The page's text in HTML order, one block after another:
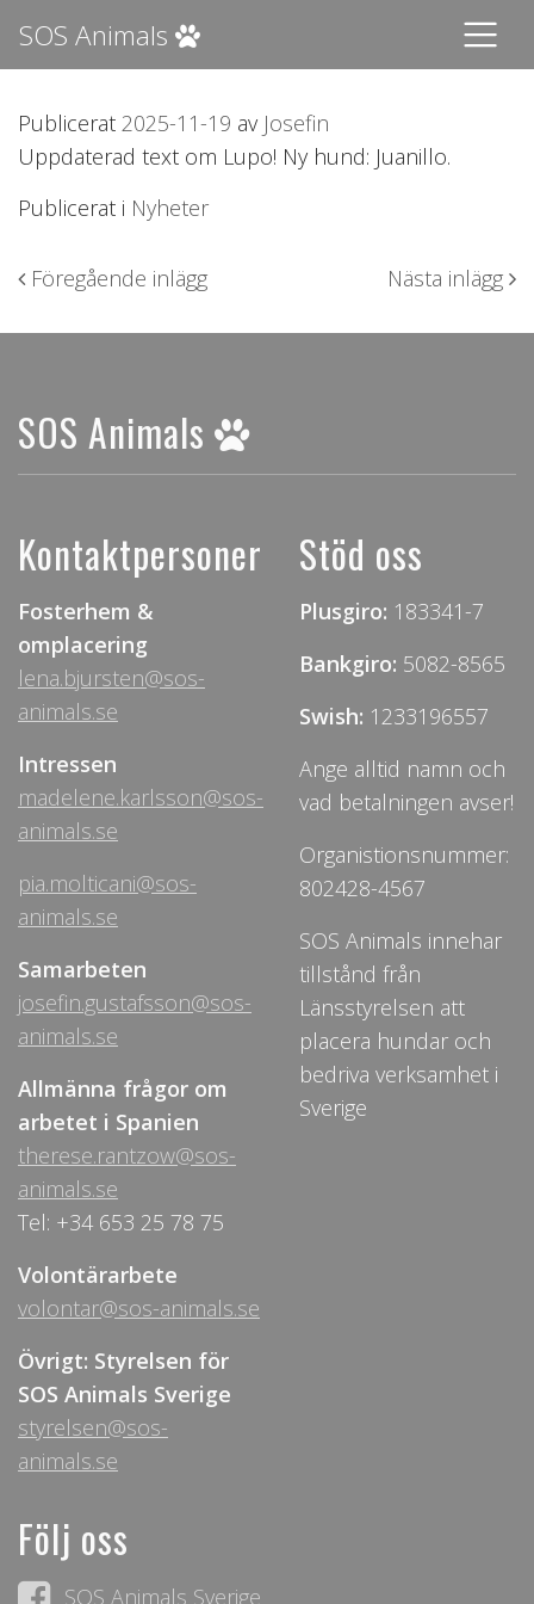
SOS Animals
Publicerat 2025-11-19 av Josefin
Uppdaterad text om Lupo! Ny hund: Juanillo.
Publicerat i Nyheter
Inläggsnavigering
Föregående inlägg Nästa inlägg
SOS Animals
Kontaktpersoner
Fosterhem &
omplacering
lena.bjursten@sos-
animals.se
Intressen
madelene.karlsson@sos-
animals.se
pia.molticani@sos-
animals.se
Samarbeten
josefin.gustafsson@sos-
animals.se
Allmänna frågor om
arbetet i Spanien
therese.rantzow@sos-
animals.se
Tel: +34 653 25 78 75
Volontärarbete
volontar@sos-animals.se
Övrigt: Styrelsen för
SOS Animals Sverige
styrelsen@sos-
animals.se
Stöd oss
Plusgiro: 183341-7
Bankgiro: 5082-8565
Swish: 1233196557
Ange alltid namn och
vad betalningen avser!
Organistionsnummer:
802428-4567
SOS Animals innehar
tillstånd från
Länsstyrelsen att
placera hundar och
bedriva verksamhet i
Sverige
Följ oss
SOS Animals Sverige